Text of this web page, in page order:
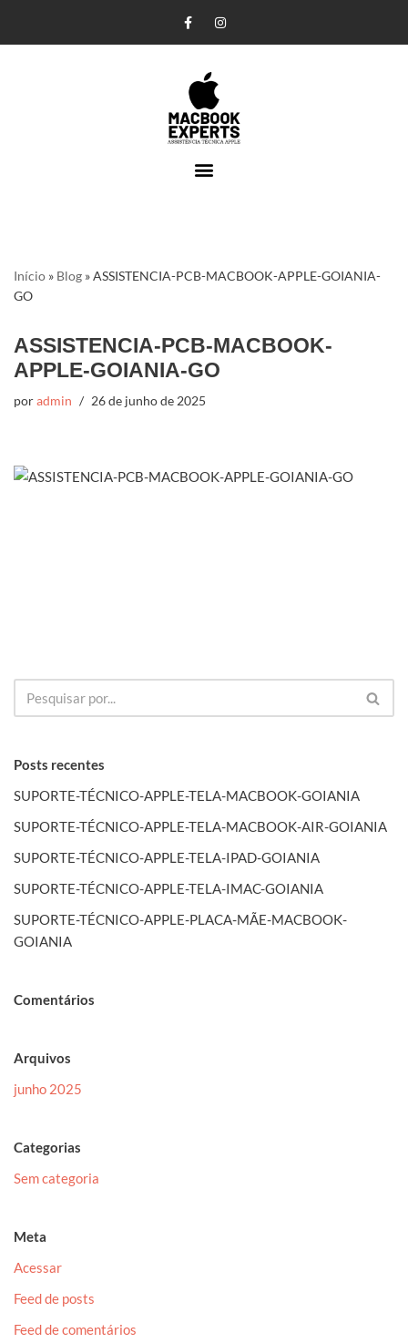
Pular
Início » Blog »ASSISTENCIA-PCB-MACBOOK-APPLE-GOIANIA-
GO
ASSISTENCIA-PCB-MACBOOK-
APPLE-GOIANIA-GO
poradmin 26 de junho de 2025
Posts recentes
SUPORTE-TÉCNICO-APPLE-TELA-MACBOOK-GOIANIA
SUPORTE-TÉCNICO-APPLE-TELA-MACBOOK-AIR-GOIANIA
SUPORTE-TÉCNICO-APPLE-TELA-IPAD-GOIANIA
SUPORTE-TÉCNICO-APPLE-TELA-IMAC-GOIANIA
SUPORTE-TÉCNICO-APPLE-PLACA-MÃE-MACBOOK-
GOIANIA
Comentários
Arquivos
junho 2025
Categorias
Sem categoria
Meta
Acessar
Feed de posts
Feed de comentários